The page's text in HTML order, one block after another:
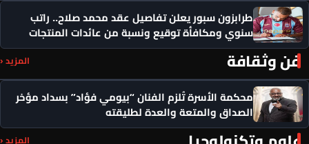
طرابزون سبور يعلن تفاصيل عقد محمد صلاح.. راتب
سنوي ومكافأة توقيع ونسبة من عائدات المنتجات
فن وثقافة المزيد ‹
محكمة الأسرة تُلزم الفنان “بيومي فؤاد” بسداد مؤخر
الصداق والمتعة والعدة لطليقته
المزيد ‹